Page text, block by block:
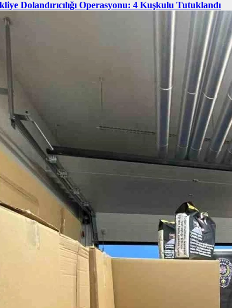
Dolandırıcılığı Operasyonu: 4 Kuşkulu Tutuklandı